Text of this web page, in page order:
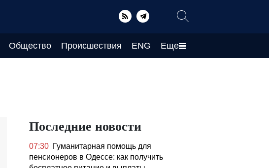
Общество Происшествия ENG Еще
Последние новости
07:30 Гуманитарная помощь для
пенсионеров в Одессе: как получить